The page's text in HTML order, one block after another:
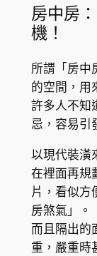
房中房
機！
所謂「房中
的空間，用
許多人不知
忌，容易引
以現代裝潢
在裡面再規
片，看似方
房煞氣」。
而且隔出的
重，嚴重時